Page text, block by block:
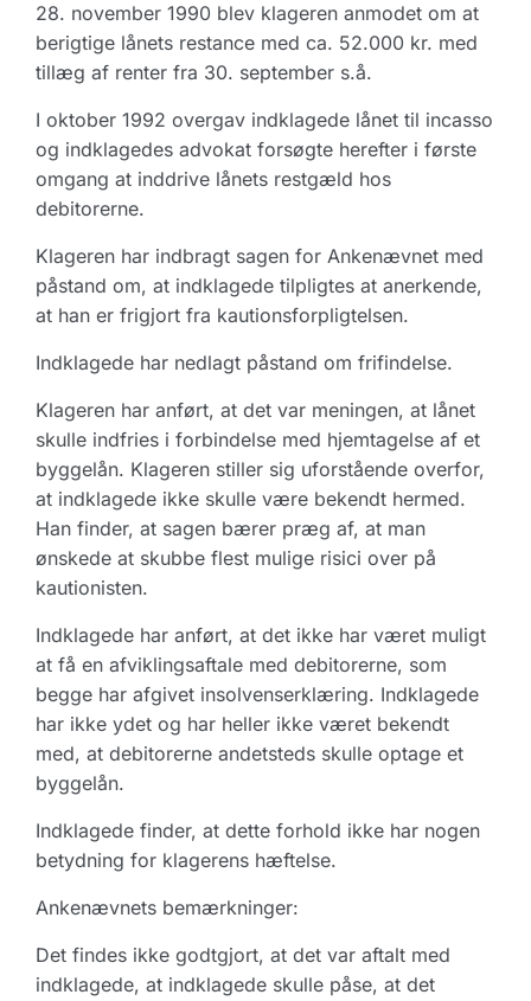
28. november 1990 blev klageren anmodet om at
berigtige lånets restance med ca. 52.000 kr. med
tillæg af renter fra 30. september s.å.
I oktober 1992 overgav indklagede lånet til incasso
og indklagedes advokat forsøgte herefter i første
omgang at inddrive lånets restgæld hos
debitorerne.
Klageren har indbragt sagen for Ankenævnet med
påstand om, at indklagede tilpligtes at anerkende,
at han er frigjort fra kautionsforpligtelsen.
Indklagede har nedlagt påstand om frifindelse.
Klageren har anført, at det var meningen, at lånet
skulle indfries i forbindelse med hjemtagelse af et
byggelån. Klageren stiller sig uforstående overfor,
at indklagede ikke skulle være bekendt hermed.
Han finder, at sagen bærer præg af, at man
ønskede at skubbe flest mulige risici over på
kautionisten.
Indklagede har anført, at det ikke har været muligt
at få en afviklingsaftale med debitorerne, som
begge har afgivet insolvenserklæring. Indklagede
har ikke ydet og har heller ikke været bekendt
med, at debitorerne andetsteds skulle optage et
byggelån.
Indklagede finder, at dette forhold ikke har nogen
betydning for klagerens hæftelse.
Ankenævnets bemærkninger:
Det findes ikke godtgjort, at det var aftalt med
indklagede, at indklagede skulle påse, at det